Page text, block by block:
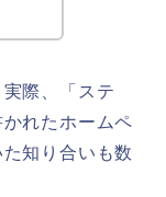
際、「ステ
れたホームペ
知り合いも数